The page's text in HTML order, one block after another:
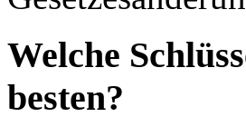
Welche
besten?